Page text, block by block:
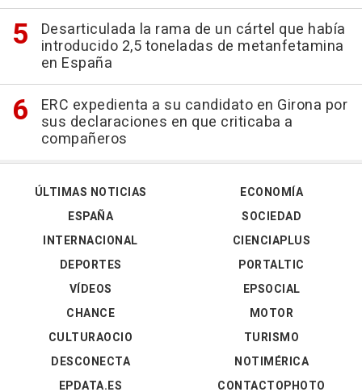
Desarticulada la rama de un cártel que había
introducido 2,5 toneladas de metanfetamina
en España
ERC expedienta a su candidato en Girona por
sus declaraciones en que criticaba a
compañeros
ÚLTIMAS NOTICIAS
ESPAÑA
INTERNACIONAL
DEPORTES
VÍDEOS
ECONOMÍA
SOCIEDAD
CIENCIAPLUS
PORTALTIC
EPSOCIAL
CHANCE
CULTURAOCIO
DESCONECTA
EPDATA.ES
MOTOR
TURISMO
NOTIMÉRICA
CONTACTOPHOTO